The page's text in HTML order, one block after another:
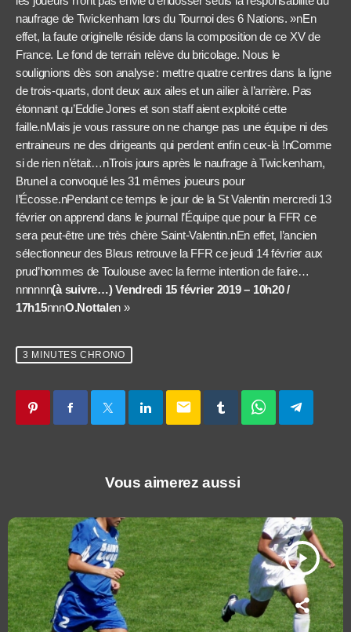
naufrage de Twickenham lors du Tournoi des 6 Nations. »nEn
effet, la faute originelle réside dans la composition de ce XV de
France. Le fond de terrain relève du bricolage. Nous le
soulignions dès son analyse : mettre quatre centres dans la ligne
de trois-quarts, dont deux aux ailes et un ailier à l’arrière. Pas
étonnant qu’Eddie Jones et son staff aient exploité cette
faille.nMais je vous rassure on ne change pas une équipe ni des
entraineurs ne des dirigeants qui perdent enfin ceux-là !nComme
si de rien n’était…nTrois jours après le naufrage à Twickenham,
Brunel a convoqué les 31 mêmes joueurs pour
l’Écosse.nPendant ce temps le jour de la St Valentin mercredi 13
février on apprend dans le journal l’Équipe que pour la FFR ce
sera peut-être une très chère Saint-Valentin.nEn effet, l’ancien
sélectionneur des Bleus retrouve la FFR ce jeudi 14 février aux
prud’hommes de Toulouse avec la ferme intention de faire…
nnnnnn(à suivre…) Vendredi 15 février 2019 – 10h20 /
17h15nnnO.Nottalen »
3 MINUTES CHRONO
email
Vous aimerez aussi
play_arrow